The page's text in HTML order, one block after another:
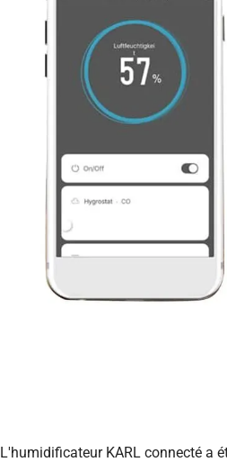
L'humidificateur KARL connecté a